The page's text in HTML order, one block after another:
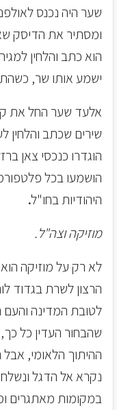
שער היה נכנס
ומסתיר את הדיסק
הוא כתב והלחין
ישמע אותו שר,
אלעד שער החל את
שירים שכתב והלחין
הוגדרו כנכסי צאן
היהודיות בחו"ל.
מוזיקה וצה"ל.
לא רק על מוזיקה
הרצון לשרת בגדוד
לטובת המדינה והעם
שהבחור העדין כל
במקומות מאתגרים